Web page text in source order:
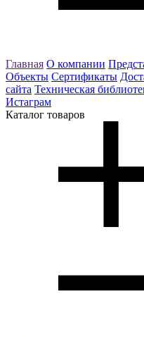
Главная О компании
Объекты Сертификаты
сайта Техническая
Истаграм
Каталог товаров